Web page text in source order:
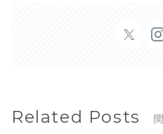
Related Posts